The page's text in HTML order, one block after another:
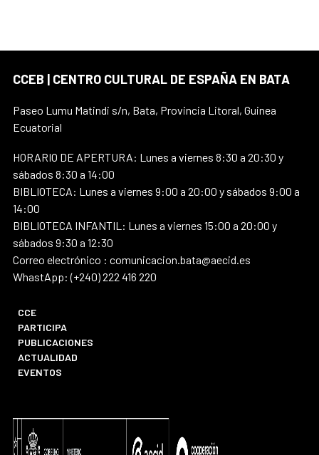
CCEB | CENTRO CULTURAL DE ESPAÑA EN BATA
Paseo Lumu Matindi s/n, Bata, Provincia Litoral, Guinea
Ecuatorial
HORARIO DE APERTURA: Lunes a viernes 8:30 a 20:30 y
sábados 8:30 a 14:00
BIBLIOTECA: Lunes a viernes 9:00 a 20:00 y sábados 9:00 a
14:00
BIBLIOTECA INFANTIL: Lunes a viernes 15:00 a 20:00 y
sábados 9:30 a 12:30
Correo electrónico : comunicacion.bata@aecid.es
WhastApp: (+240) 222 416 220
CCE
PARTICIPA
PUBLICACIONES
ACTUALIDAD
EVENTOS